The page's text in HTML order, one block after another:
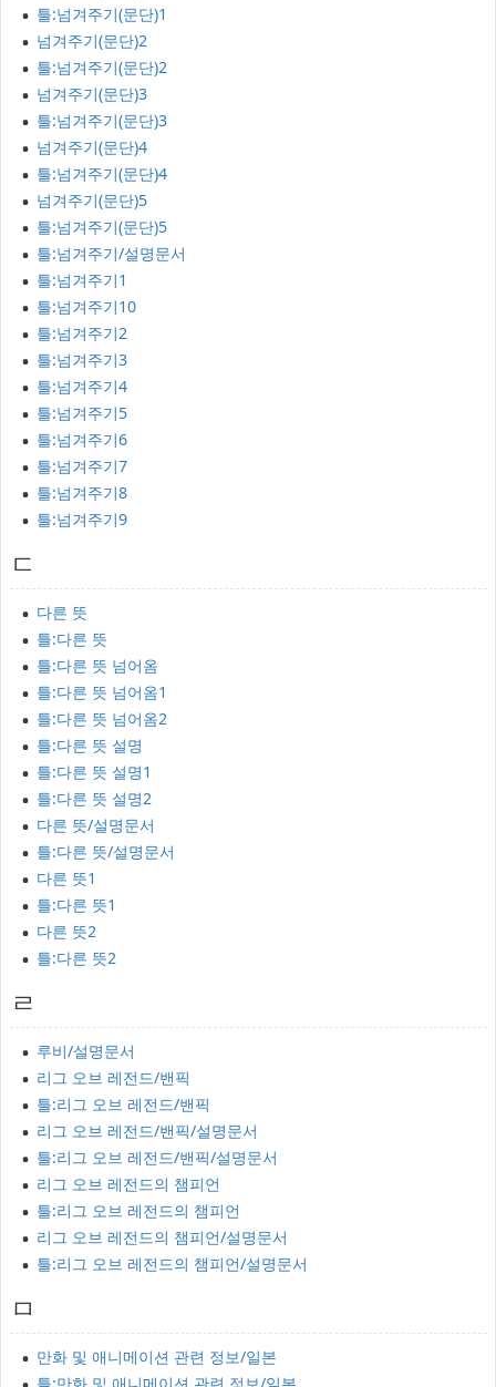
틀:넘겨주기(문단)1
넘겨주기(문단)2
틀:넘겨주기(문단)2
넘겨주기(문단)3
틀:넘겨주기(문단)3
넘겨주기(문단)4
틀:넘겨주기(문단)4
넘겨주기(문단)5
틀:넘겨주기(문단)5
틀:넘겨주기/설명문서
틀:넘겨주기1
틀:넘겨주기10
틀:넘겨주기2
틀:넘겨주기3
틀:넘겨주기4
틀:넘겨주기5
틀:넘겨주기6
틀:넘겨주기7
틀:넘겨주기8
틀:넘겨주기9
ㄷ
다른 뜻
틀:다른 뜻
틀:다른 뜻 넘어옴
틀:다른 뜻 넘어옴1
틀:다른 뜻 넘어옴2
틀:다른 뜻 설명
틀:다른 뜻 설명1
틀:다른 뜻 설명2
다른 뜻/설명문서
틀:다른 뜻/설명문서
다른 뜻1
틀:다른 뜻1
다른 뜻2
틀:다른 뜻2
ㄹ
루비/설명문서
리그 오브 레전드/밴픽
틀:리그 오브 레전드/밴픽
리그 오브 레전드/밴픽/설명문서
틀:리그 오브 레전드/밴픽/설명문서
리그 오브 레전드의 챔피언
틀:리그 오브 레전드의 챔피언
리그 오브 레전드의 챔피언/설명문서
틀:리그 오브 레전드의 챔피언/설명문서
ㅁ
만화 및 애니메이션 관련 정보/일본